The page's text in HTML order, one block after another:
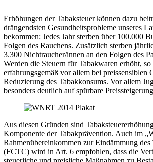
Erhöhungen der Tabaksteuer können dazu
drängendsten Gesundheitsprobleme unseres
bekommen: Jedes Jahr sterben über 100.000
Folgen des Rauchens. Zusätzlich sterben
3.300 Nichtraucher/innen an den Folgen des
Werden die Steuern für Tabakwaren erhöht,
erfahrungsgemäß vor allem bei preissensiblen
Reduzierung des Tabakkonsums. Vor allem
besonders deutlich auf spürbare
Aus diesen Gründen sind
Komponente der Tabakprävention. Auch im
Rahmenübereinkommen zur Eindämmung des
(FCTC) wird in Art. 6 empfohlen, dass die